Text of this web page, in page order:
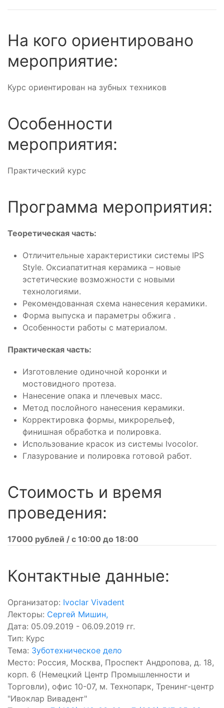
На кого ориентировано
мероприятие:
Курс ориентирован на зубных техников
Особенности
мероприятия:
Практический курс
Программа мероприятия:
Теоретическая часть:
Отличительные характеристики системы IPS
Style. Оксиапатитная керамика – новые
эстетические возможности с новыми
технологиями.
Рекомендованная схема нанесения керамики.
Форма выпуска и параметры обжига .
Особенности работы с материалом.
Практическая часть:
Изготовление одиночной коронки и
мостовидного протеза.
Нанесение опака и плечевых масс.
Метод послойного нанесения керамики.
Корректировка формы, микрорельеф,
финишная обработка и полировка.
Использование красок из системы Ivocolor.
Глазурование и полировка готовой работ.
Стоимость и время
проведения:
17000 рублей / с 10:00 до 18:00
Контактные данные:
Организатор: Ivoclar Vivadent
Лекторы: Сергей Мишин,
Дата: 05.09.2019 - 06.09.2019 гг.
Тип: Курс
Тема: Зуботехническое дело
Место: Россия, Москва, Проспект Андропова, д. 18,
корп. 6 (Немецкий Центр Промышленности и
Торговли), офис 10-07, м. Технопарк, Тренинг-центр
"Ивоклар Вивадент"